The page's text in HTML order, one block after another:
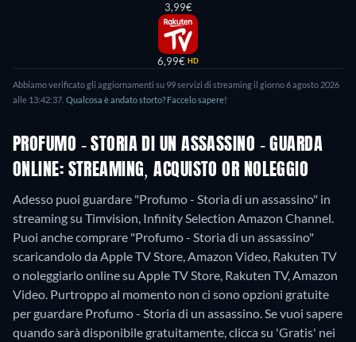
3,99€
6,99€ HD
Abbiamo verificato gli aggiornamenti su 99servizi di streaming il giorno6 agosto 2026
alle 13:42:37 Qualcosa è andato storto? Faccelo sapere!
PROFUMO - STORIA DI UN ASSASSINO - GUARDA
ONLINE: STREAMING, ACQUISTO OR NOLEGGIO
Adesso puoi guardare "Profumo - Storia di un assassino" in
streaming su Timvision, Infinity Selection Amazon Channel.
Puoi anche comprare "Profumo - Storia di un assassino"
scaricandolo da Apple TV Store, Amazon Video, Rakuten TV
o noleggiarlo online su Apple TV Store, Rakuten TV, Amazon
Video. Purtroppo al momento non ci sono opzioni gratuite
per guardare Profumo - Storia di un assassino. Se vuoi sapere
quando sarà disponibile gratuitamente, clicca su 'Gratis' nei